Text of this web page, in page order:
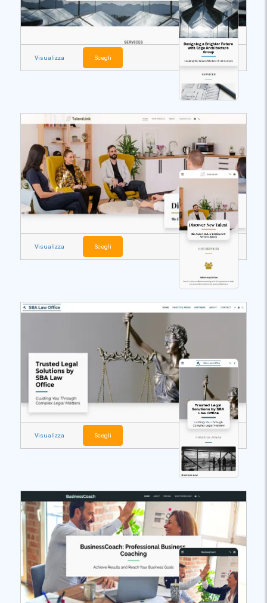
Visualizza Scegli
Visualizza Scegli
Visualizza Scegli